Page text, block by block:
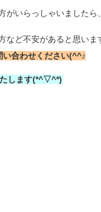
いらっしゃいましたら、
など不安があると思いま
い合わせください(^^♪
します(*^▽^*)